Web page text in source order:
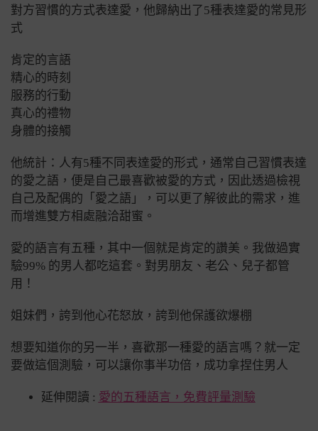
對方習慣的方式表達愛，他歸納出了5種表達愛的常見形
式
肯定的言語
精心的時刻
服務的行動
真心的禮物
身體的接觸
他統計：人有5種不同表達愛的形式，通常自己習慣表達
的愛之語，便是自己最喜歡被愛的方式，因此透過檢視
自己及配偶的「愛之語」，可以更了解彼此的需求，進
而增進雙方相處融洽甜蜜。
愛的語言有五種，其中一個就是肯定的讚美。我做過實
驗99% 的男人都吃這套。對男朋友、老公、兒子都管
用！
姐妹們，誇到他心花怒放，誇到他保護欲爆棚
想要知道你的另一半，喜歡那一種愛的語言嗎？就一定
要做這個測驗，可以讓你事半功倍，成功拿捏住男人
延伸閱讀 : 愛的五種語言，免費評量測驗